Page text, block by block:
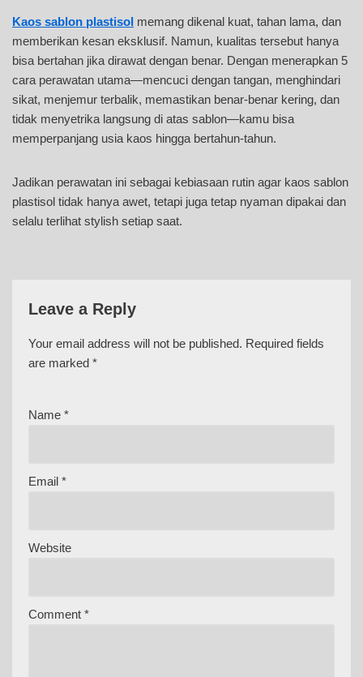
Kaos sablon plastisol memang dikenal kuat, tahan lama, dan
memberikan kesan eksklusif. Namun, kualitas tersebut hanya
bisa bertahan jika dirawat dengan benar. Dengan menerapkan 5
cara perawatan utama—mencuci dengan tangan, menghindari
sikat, menjemur terbalik, memastikan benar-benar kering, dan
tidak menyetrika langsung di atas sablon—kamu bisa
memperpanjang usia kaos hingga bertahun-tahun.
Jadikan perawatan ini sebagai kebiasaan rutin agar kaos sablon
plastisol tidak hanya awet, tetapi juga tetap nyaman dipakai dan
selalu terlihat stylish setiap saat.
Leave a Reply
Your email address will not be published. Required fields
are marked *
Name *
Email *
Website
Comment *